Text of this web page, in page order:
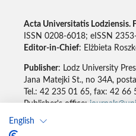
English
Acta Universitatis Lodziensis.
ISSN 0208-6018; eISSN
Editor-in-Chief: Elżbieta
Publisher: Lodz University
Jana Matejki St., no 34A,
Tel.: 42 235 01 65, fax: 42 66
Publisher's office:
Accesibility declaration